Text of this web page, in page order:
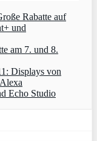
Rabatte auf
und
am 7. und 8.
Displays von
Echo Studio